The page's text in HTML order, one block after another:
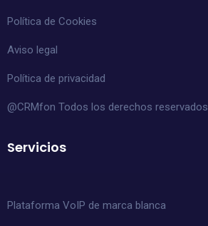
Política de Cookies
Aviso legal
Política de privacidad
@CRMfon Todos los derechos reservados
Servicios
Plataforma VoIP de marca blanca